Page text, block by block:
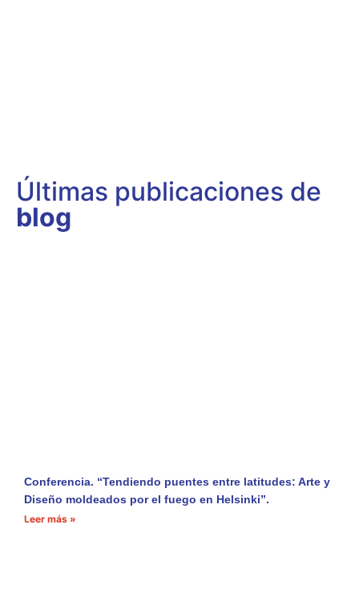
Últimas publicaciones de
blog
Conferencia. “Tendiendo puentes entre latitudes: Arte y
Diseño moldeados por el fuego en Helsinki”.
Leer más »